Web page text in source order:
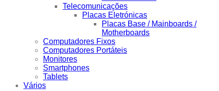
Telecomunicações
Placas Eletrónicas
Placas Base / Mainboards /
Motherboards
Computadores Fixos
Computadores Portáteis
Monitores
Smartphones
Tablets
Vários